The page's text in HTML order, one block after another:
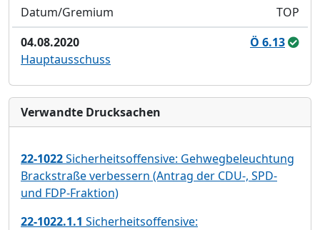
Datum/Gremium
TOP
04.08.2020
Ö 6.13
Hauptausschuss
Verwandte Drucksachen
22-1022Sicherheitsoffensive: Gehwegbeleuchtung
Brackstraße verbessern (Antrag der CDU-, SPD-
und FDP-Fraktion)
22-1022.1.1 Sicherheitsoffensive: